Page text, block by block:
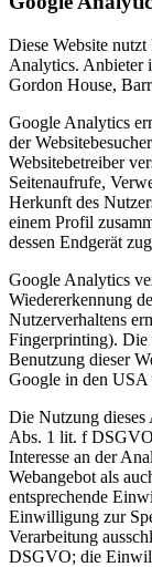
Diese Website
Analytics. Anbieter
Gordon House,
Google Analytics
der
Websitebetreiber
Seitenaufrufe,
Herkunft des
einem Profil
dessen Endgerät
Google Analytics
Wiedererkennung
Nutzerverhaltens
Fingerprinting). Die
Benutzung dieser
Google in den USA
Die Nutzung
Abs. 1 lit. f
Interesse an der
Webangebot als
entsprechende
Einwilligung zur
Verarbeitung
DSGVO; die